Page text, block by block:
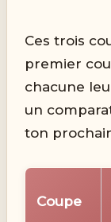
Ces trois
premier
chacune
un
ton
Coupe